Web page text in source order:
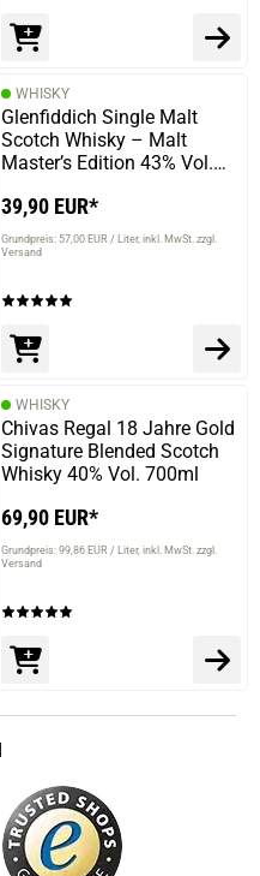
next
WHISKY
Glenfiddich Single Malt
Scotch Whisky – Malt
Master’s Edition 43% Vol.
39,90 EUR*
Grundpreis: 57,00 EUR / Liter inkl. MwSt. zzgl.
Versand
WHISKY
Chivas Regal 18 Jahre Gold
Signature Blended Scotch
Whisky 40% Vol. 700ml
69,90 EUR*
Grundpreis: 99,86 EUR / Liter inkl. MwSt. zzgl.
Versand